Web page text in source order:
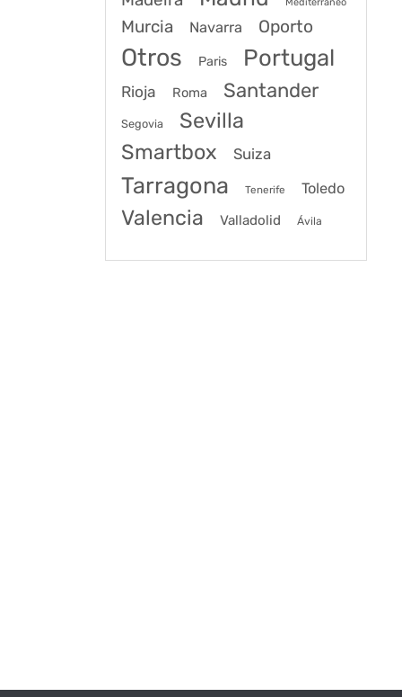
Murcia Navarra Oporto
Otros Paris Portugal
Rioja Roma Santander
Segovia
Sevilla
Smartbox
Suiza
Tarragona Tenerife Toledo
Valencia Valladolid Ávila